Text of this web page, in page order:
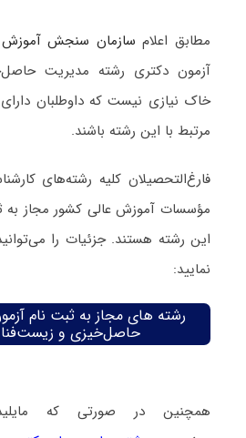
مطابق اعلام سازمان سنجش
آزمون دکتری رشته مدیریت
خاک نیازی نیست که داوطلبان
مرتبط با این رشته باشند.
فارغ‌‌التحصیلان کلیه رشته‌های
مؤسسات آموزش عالی کشور مجاز به
این رشته هستند. جزئیات را
نمایید:
رشته های مجاز به ثبت نام
حاصل‌خیزی و
همچنین در صورتی که